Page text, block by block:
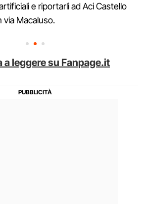
e riportarli ad Aci Castello
via Macaluso.
a leggere su Fanpage.it